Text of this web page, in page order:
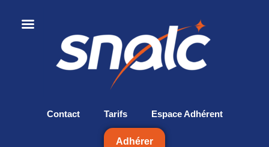
Contact Tarifs Espace Adhérent
Adhérer